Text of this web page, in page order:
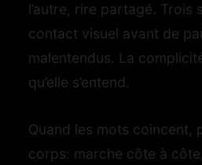
l’autre, rire partagé. Trois
contact visuel avant de
malentendus. La
qu’elle s’entend.
Quand les mots coincent,
corps: marche côte à